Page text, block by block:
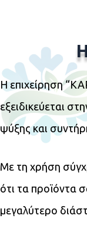
Η επιχείρηση
εξειδικεύεται
ψύξης και
Με τη χρήση
ότι τα προϊόντα
μεγαλύτερο